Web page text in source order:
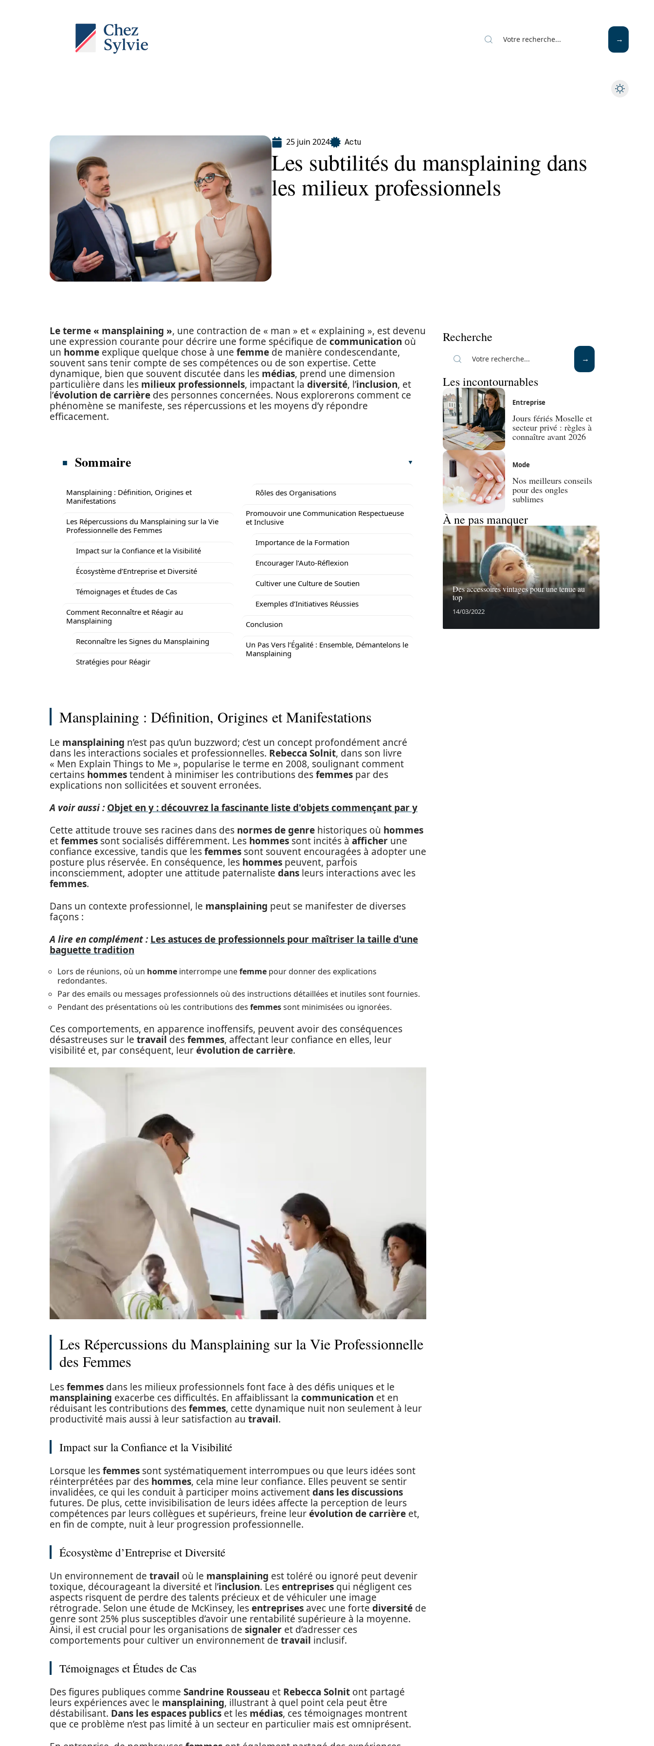
25 juin 2024 Actu
Les subtilités du mansplaining dans
les milieux professionnels
Le terme « mansplaining », une contraction de « man » et « explaining », est devenu
une expression courante pour décrire une forme spécifique de communication où
un homme explique quelque chose à une femme de manière condescendante,
souvent sans tenir compte de ses compétences ou de son expertise. Cette
dynamique, bien que souvent discutée dans les médias, prend une dimension
particulière dans les milieux professionnels, impactant la diversité, l’inclusion, et
l’évolution de carrière des personnes concernées. Nous explorerons comment ce
phénomène se manifeste, ses répercussions et les moyens d’y répondre
efficacement.
Sommaire
Mansplaining : Définition, Origines et
Manifestations
Les Répercussions du Mansplaining sur la Vie
Professionnelle des Femmes
Impact sur la Confiance et la Visibilité
Écosystème d’Entreprise et Diversité
Témoignages et Études de Cas
Comment Reconnaître et Réagir au
Mansplaining
Reconnaître les Signes du Mansplaining
Stratégies pour Réagir
Rôles des Organisations
Promouvoir une Communication Respectueuse
et Inclusive
Importance de la Formation
Encourager l’Auto-Réflexion
Cultiver une Culture de Soutien
Exemples d’Initiatives Réussies
Conclusion
Un Pas Vers l’Égalité : Ensemble, Démantelons le
Mansplaining
Mansplaining : Définition, Origines et Manifestations
Le mansplaining n’est pas qu’un buzzword; c’est un concept profondément ancré
dans les interactions sociales et professionnelles. Rebecca Solnit, dans son livre
« Men Explain Things to Me », popularise le terme en 2008, soulignant comment
certains hommestendent à minimiser les contributions desfemmes par des
explications non sollicitées et souvent erronées.
A voir aussi : Objet en y : découvrez la fascinante liste d'objets commençant par y
Cette attitude trouve ses racines dans des normes de genre historiques où hommes
etfemmes sont socialisés différemment. Les hommes sont incités à afficher une
confiance excessive, tandis que lesfemmes sont souvent encouragées à adopter une
posture plus réservée. En conséquence, les hommes peuvent, parfois
inconsciemment, adopter une attitude paternaliste dans leurs interactions avec les
femmes.
Dans un contexte professionnel, le mansplaining peut se manifester de diverses
façons :
A lire en complément : Les astuces de professionnels pour maîtriser la taille d'une
baguette tradition
Lors de réunions, où un homme interrompe unefemme pour donner des explications
redondantes.
Par des emails ou messages professionnels où des instructions détaillées et inutiles sont fournies.
Pendant des présentations où les contributions des femmessont minimisées ou ignorées.
Ces comportements, en apparence inoffensifs, peuvent avoir des conséquences
désastreuses sur le travail desfemmes, affectant leur confiance en elles, leur
visibilité et, par conséquent, leurévolution de carrière.
Les Répercussions du Mansplaining sur la Vie Professionnelle
des Femmes
Lesfemmes dans les milieux professionnels font face à des défis uniques et le
mansplaining exacerbe ces difficultés. En affaiblissant la communication et en
réduisant les contributions desfemmes, cette dynamique nuit non seulement à leur
productivité mais aussi à leur satisfaction au travail.
Impact sur la Confiance et la Visibilité
Lorsque lesfemmes sont systématiquement interrompues ou que leurs idées sont
réinterprétées par des hommes, cela mine leur confiance. Elles peuvent se sentir
invalidées, ce qui les conduit à participer moins activementdans les discussions
futures. De plus, cette invisibilisation de leurs idées affecte la perception de leurs
compétences par leurs collègues et supérieurs, freine leurévolution de carrière et,
en fin de compte, nuit à leur progression professionnelle.
Écosystème d’Entreprise et Diversité
Un environnement de travail où le mansplaining est toléré ou ignoré peut devenir
toxique, décourageant la diversité et l’inclusion. Lesentreprises qui négligent ces
aspects risquent de perdre des talents précieux et de véhiculer une image
rétrograde. Selon une étude de McKinsey, lesentreprises avec une forte diversité de
genre sont 25% plus susceptibles d’avoir une rentabilité supérieure à la moyenne.
Ainsi, il est crucial pour les organisations de signaler et d’adresser ces
comportements pour cultiver un environnement de travail inclusif.
Témoignages et Études de Cas
Des figures publiques comme Sandrine Rousseau et Rebecca Solnit ont partagé
leurs expériences avec le mansplaining, illustrant à quel point cela peut être
déstabilisant. Dans les espaces publics et les médias, ces témoignages montrent
que ce problème n’est pas limité à un secteur en particulier mais est omniprésent.
Recherche
Les incontournables
Entreprise
Jours fériés Moselle et
secteur privé : règles à
connaître avant 2026
Mode
Nos meilleurs conseils
pour des ongles
sublimes
À ne pas manquer
Des accessoires vintages pour une tenue au
top
14/03/2022